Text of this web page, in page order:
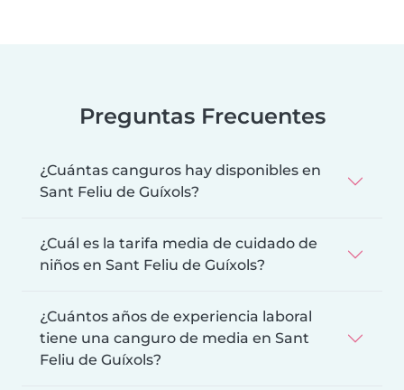
Preguntas Frecuentes
¿Cuántas canguros hay disponibles en
Sant Feliu de Guíxols?
¿Cuál es la tarifa media de cuidado de
niños en Sant Feliu de Guíxols?
¿Cuántos años de experiencia laboral
tiene una canguro de media en Sant
Feliu de Guíxols?